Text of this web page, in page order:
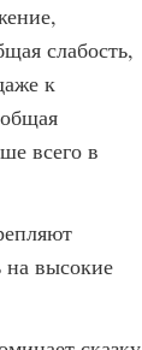
слабость,
к
всего в
на высокие